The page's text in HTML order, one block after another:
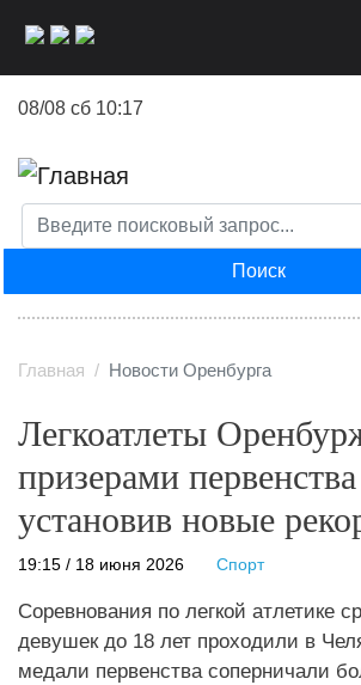
основному
08/08 сб 10:17
Поиск
Главная Новости Оренбурга
Легкоатлеты
призерами
установив новые
19:15 / 18 июня 2026 Спорт
Соревнования по легкой атлетике
девушек до 18 лет проходили в
медали первенства соперничали